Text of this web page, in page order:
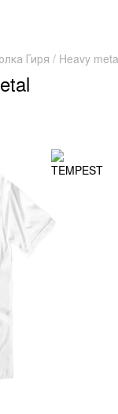
Гиря / Heavy